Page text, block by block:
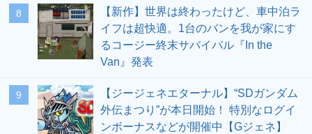
8
【新作】世界は終わったけど、車中泊ラ
イフは超快適。1台のバンを我が家にす
るコージー終末サバイバル『In the
Van』発表
9
【ジージェネエターナル】“SDガンダム
外伝まつり”が本日開始！ 特別なログイ
ンボーナスなどが開催中【Gジェネ】